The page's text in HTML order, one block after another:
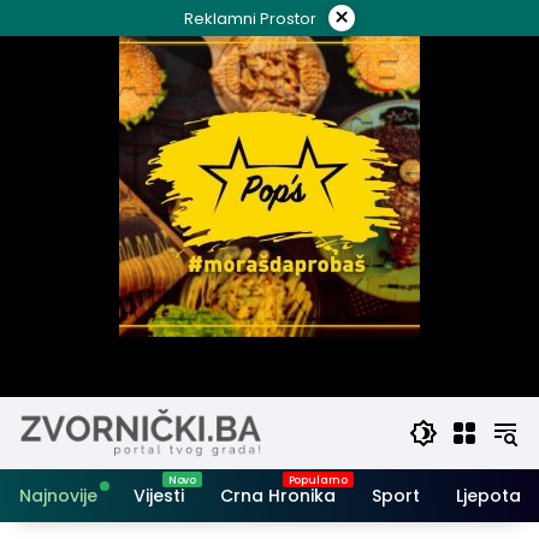
to
Reklamni Prostor ×
Najnovije Vijesti Crna Hronika Sport Ljepota i